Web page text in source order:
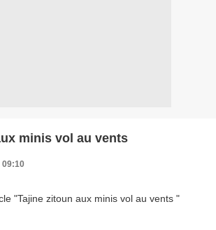
minis vol au vents
09:10